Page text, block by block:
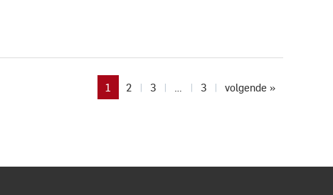
1 2 3 … 3 volgende »